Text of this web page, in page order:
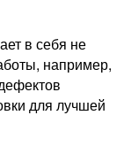
в себя не
например,
для лучшей